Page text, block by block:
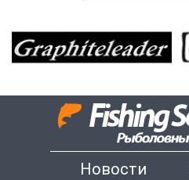
Новости